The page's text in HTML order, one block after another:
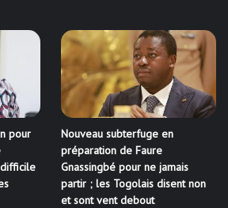
pour
Nouveau subterfuge en
préparation de Faure
Gnassingbé pour ne jamais
partir ; les Togolais disent non
et sont vent debout